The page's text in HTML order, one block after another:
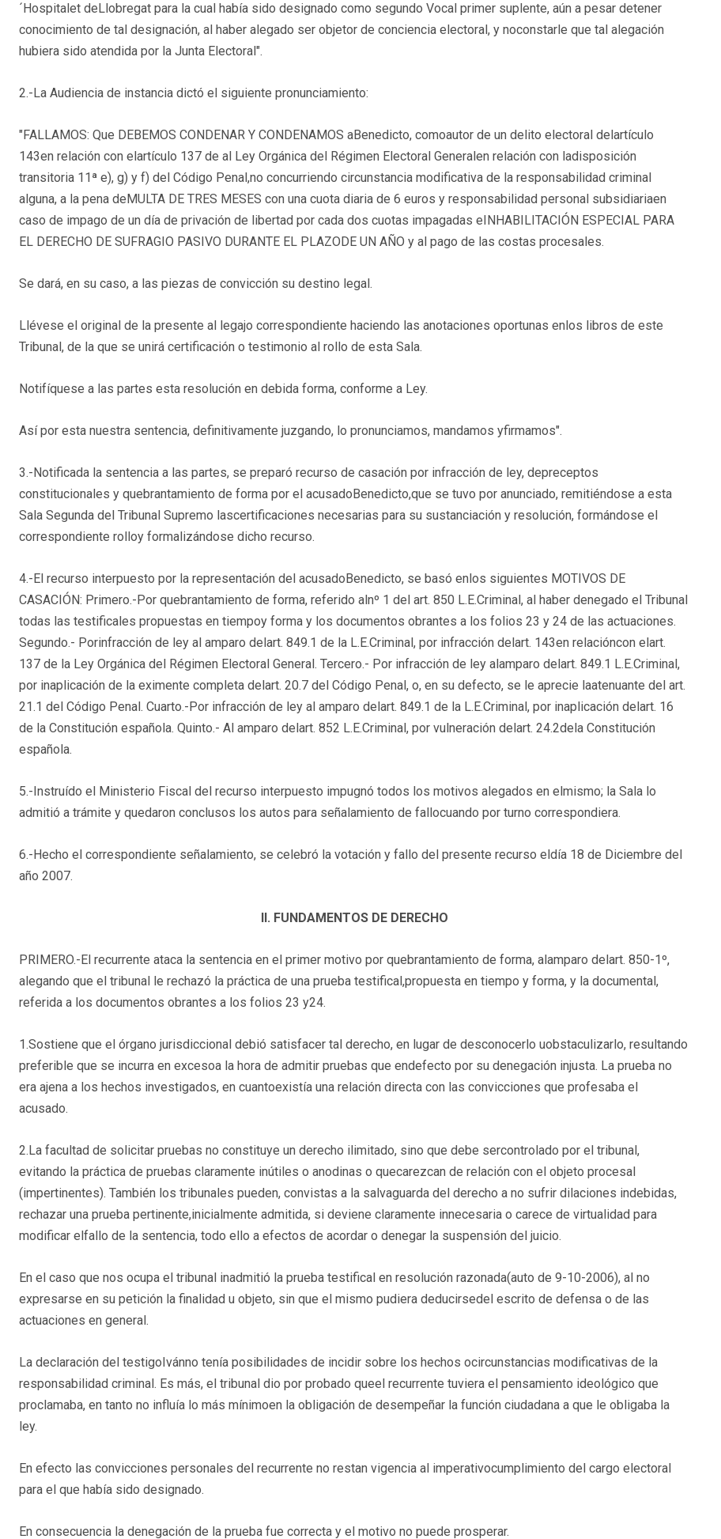
´Hospitalet deLlobregat para la cual había sido designado como segundo Vocal primer suplente, aún a pesar detener
conocimiento de tal designación, al haber alegado ser objetor de conciencia electoral, y noconstarle que tal alegación
hubiera sido atendida por la Junta Electoral".
2.-La Audiencia de instancia dictó el siguiente pronunciamiento:
"FALLAMOS: Que DEBEMOS CONDENAR Y CONDENAMOS aBenedicto, comoautor de un delito electoral delartículo
143en relación con elartículo 137 de al Ley Orgánica del Régimen Electoral Generalen relación con ladisposición
transitoria 11ª e), g) y f) del Código Penal,no concurriendo circunstancia modificativa de la responsabilidad criminal
alguna, a la pena deMULTA DE TRES MESES con una cuota diaria de 6 euros y responsabilidad personal subsidiariaen
caso de impago de un día de privación de libertad por cada dos cuotas impagadas eINHABILITACIÓN ESPECIAL PARA
EL DERECHO DE SUFRAGIO PASIVO DURANTE EL PLAZODE UN AÑO y al pago de las costas procesales.
Se dará, en su caso, a las piezas de convicción su destino legal.
Llévese el original de la presente al legajo correspondiente haciendo las anotaciones oportunas enlos libros de este
Tribunal, de la que se unirá certificación o testimonio al rollo de esta Sala.
Notifíquese a las partes esta resolución en debida forma, conforme a Ley.
Así por esta nuestra sentencia, definitivamente juzgando, lo pronunciamos, mandamos yfirmamos".
3.-Notificada la sentencia a las partes, se preparó recurso de casación por infracción de ley, depreceptos
constitucionales y quebrantamiento de forma por el acusadoBenedicto,que se tuvo por anunciado, remitiéndose a esta
Sala Segunda del Tribunal Supremo lascertificaciones necesarias para su sustanciación y resolución, formándose el
correspondiente rolloy formalizándose dicho recurso.
4.-El recurso interpuesto por la representación del acusadoBenedicto, se basó enlos siguientes MOTIVOS DE
CASACIÓN: Primero.-Por quebrantamiento de forma, referido alnº 1 del art. 850 L.E.Criminal, al haber denegado el Tribunal
todas las testificales propuestas en tiempoy forma y los documentos obrantes a los folios 23 y 24 de las actuaciones.
Segundo.- Porinfracción de ley al amparo delart. 849.1 de la L.E.Criminal, por infracción delart. 143en relacióncon elart.
137 de la Ley Orgánica del Régimen Electoral General. Tercero.- Por infracción de ley alamparo delart. 849.1 L.E.Criminal,
por inaplicación de la eximente completa delart. 20.7 del Código Penal, o, en su defecto, se le aprecie laatenuante del art.
21.1 del Código Penal. Cuarto.-Por infracción de ley al amparo delart. 849.1 de la L.E.Criminal, por inaplicación delart. 16
de la Constitución española. Quinto.- Al amparo delart. 852 L.E.Criminal, por vulneración delart. 24.2dela Constitución
española.
5.-Instruído el Ministerio Fiscal del recurso interpuesto impugnó todos los motivos alegados en elmismo; la Sala lo
admitió a trámite y quedaron conclusos los autos para señalamiento de fallocuando por turno correspondiera.
6.-Hecho el correspondiente señalamiento, se celebró la votación y fallo del presente recurso eldía 18 de Diciembre del
año 2007.
II. FUNDAMENTOS DE DERECHO
PRIMERO.-El recurrente ataca la sentencia en el primer motivo por quebrantamiento de forma, alamparo delart. 850-1º,
alegando que el tribunal le rechazó la práctica de una prueba testifical,propuesta en tiempo y forma, y la documental,
referida a los documentos obrantes a los folios 23 y24.
1.Sostiene que el órgano jurisdiccional debió satisfacer tal derecho, en lugar de desconocerlo uobstaculizarlo, resultando
preferible que se incurra en excesoa la hora de admitir pruebas que endefecto por su denegación injusta. La prueba no
era ajena a los hechos investigados, en cuantoexistía una relación directa con las convicciones que profesaba el
acusado.
2.La facultad de solicitar pruebas no constituye un derecho ilimitado, sino que debe sercontrolado por el tribunal,
evitando la práctica de pruebas claramente inútiles o anodinas o quecarezcan de relación con el objeto procesal
(impertinentes). También los tribunales pueden, convistas a la salvaguarda del derecho a no sufrir dilaciones indebidas,
rechazar una prueba pertinente,inicialmente admitida, si deviene claramente innecesaria o carece de virtualidad para
modificar elfallo de la sentencia, todo ello a efectos de acordar o denegar la suspensión del juicio.
En el caso que nos ocupa el tribunal inadmitió la prueba testifical en resolución razonada(auto de 9-10-2006), al no
expresarse en su petición la finalidad u objeto, sin que el mismo pudiera deducirsedel escrito de defensa o de las
actuaciones en general.
La declaración del testigoIvánno tenía posibilidades de incidir sobre los hechos ocircunstancias modificativas de la
responsabilidad criminal. Es más, el tribunal dio por probado queel recurrente tuviera el pensamiento ideológico que
proclamaba, en tanto no influía lo más mínimoen la obligación de desempeñar la función ciudadana a que le obligaba la
ley.
En efecto las convicciones personales del recurrente no restan vigencia al imperativocumplimiento del cargo electoral
para el que había sido designado.
En consecuencia la denegación de la prueba fue correcta y el motivo no puede prosperar.